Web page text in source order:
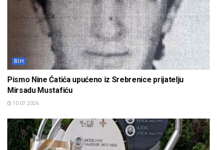
BIH
Pismo Nine Ćatića upućeno iz Srebrenice prijatelju
Mirsadu Mustafiću
10.07.2026